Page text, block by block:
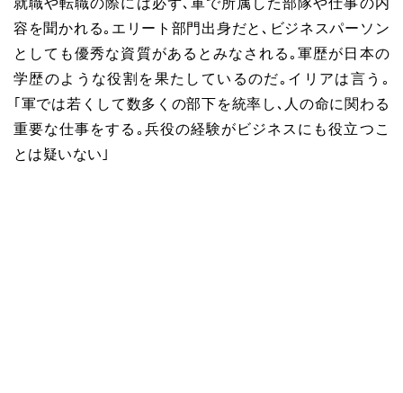
就職や転職の際には必ず､軍で所属した部隊や仕事の内
容を聞かれる｡エリート部門出身だと､ビジネスパーソン
としても優秀な資質があるとみなされる｡軍歴が日本の
学歴のような役割を果たしているのだ｡イリアは言う｡
｢軍では若くして数多くの部下を統率し､人の命に関わる
重要な仕事をする｡兵役の経験がビジネスにも役立つこ
とは疑いない｣